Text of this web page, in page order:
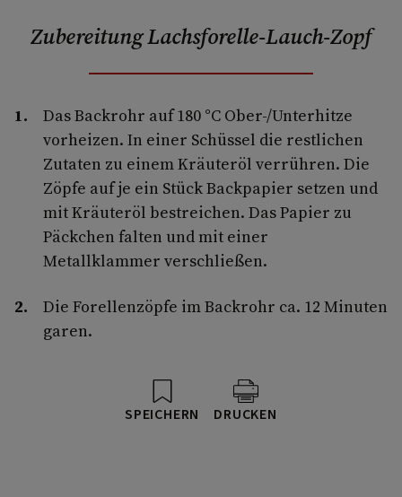
Zubereitung Lachsforelle-Lauch-Zopf
Das Backrohr auf 180 °C Ober-/Unterhitze
vorheizen. In einer Schüssel die restlichen
Zutaten zu einem Kräuteröl verrühren. Die
Zöpfe auf je ein Stück Backpapier setzen und
mit Kräuteröl bestreichen. Das Papier zu
Päckchen falten und mit einer
Metallklammer verschließen.
Die Forellenzöpfe im Backrohr ca. 12 Minuten
garen.
SPEICHERN DRUCKEN